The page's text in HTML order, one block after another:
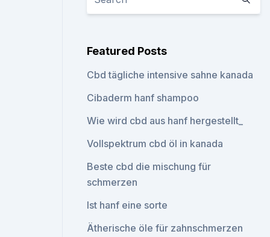
Featured Posts
Cbd tägliche intensive sahne kanada
Cibaderm hanf shampoo
Wie wird cbd aus hanf hergestellt_
Vollspektrum cbd öl in kanada
Beste cbd die mischung für
schmerzen
Ist hanf eine sorte
Ätherische öle für zahnschmerzen